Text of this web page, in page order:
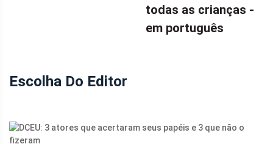
todas as crianças -
em português
Escolha Do Editor